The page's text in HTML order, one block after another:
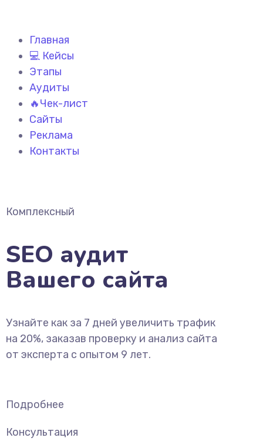
Главная
💻 Кейсы
Этапы
Аудиты
🔥Чек-лист
Сайты
Реклама
Контакты
Комплексный
SEO аудит
Вашего сайта
Узнайте как за 7 дней увеличить трафик
на 20%, заказав проверку и анализ сайта
от эксперта с опытом 9 лет.
Подробнее
Консультация